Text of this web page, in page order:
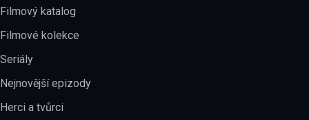
Filmový katalog
Filmové kolekce
Seriály
Nejnovější epizody
Herci a tvůrci